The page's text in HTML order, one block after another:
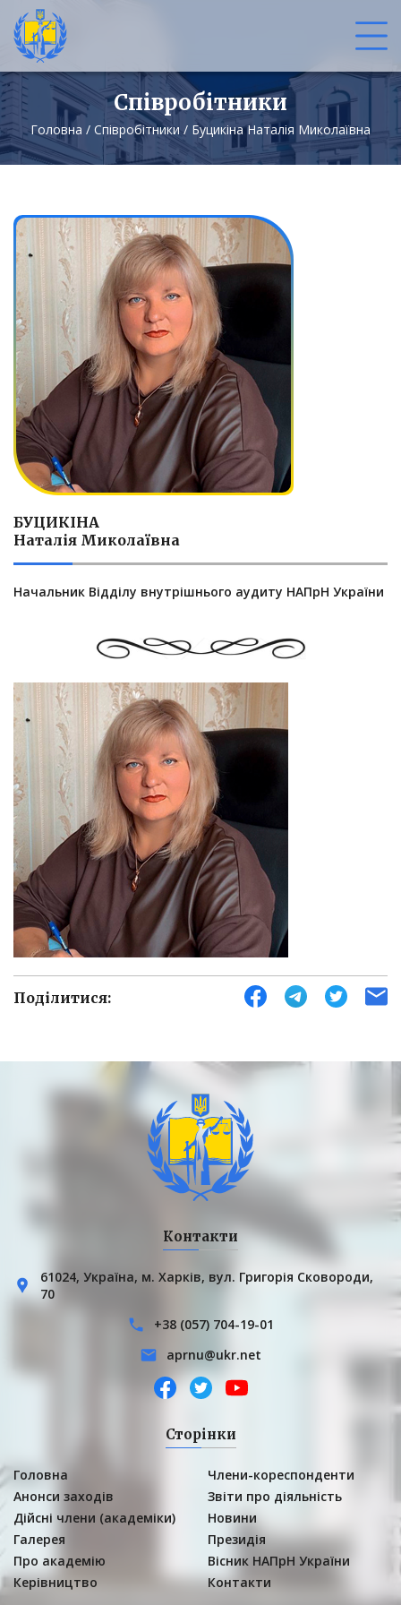
Співробітники
Головна / Співробітники/ Буцикіна Наталія Миколаївна
БУЦИКІНА
Наталія Миколаївна
Начальник Відділу внутрішнього аудиту НАПрН України
Поділитися:
Контакти
61024, Українa, м. Харків, вул. Григорія Сковороди,
70
+38 (057) 704-19-01
aprnu@ukr.net
Сторінки
Головна
Анонси заходів
Дійсні члени (академіки)
Галерея
Про академію
Керівництво
Члени-кореспонденти
Звіти про діяльність
Новини
Президія
Вісник НАПрН України
Контакти